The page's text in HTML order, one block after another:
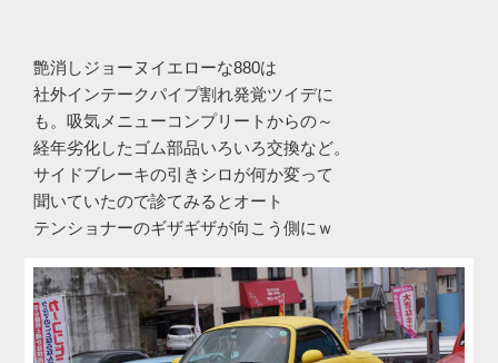
艶消しジョーヌイエローな880は
社外インテークパイプ割れ発覚ツイデに
も。吸気メニューコンプリートからの～
経年劣化したゴム部品いろいろ交換など。
サイドブレーキの引きシロが何か変って
聞いていたので診てみるとオート
テンショナーのギザギザが向こう側にｗ